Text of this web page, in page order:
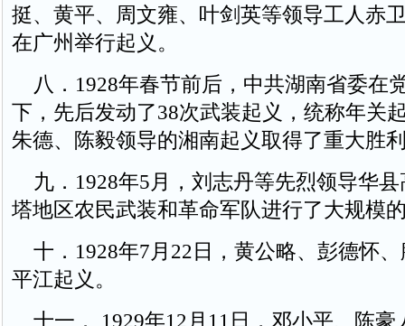
挺、黄平、周文雍、叶剑英等领导工人赤
在广州举行起义。
八．1928年春节前后，中共湖南省委在
下，先后发动了38次武装起义，统称年关
朱德、陈毅领导的湘南起义取得了重大胜
九．1928年5月，刘志丹等先烈领导华县
塔地区农民武装和革命军队进行了大规模
十．1928年7月22日，黄公略、彭德怀
平江起义。
十一． 1929年12月11日，邓小平、陈豪